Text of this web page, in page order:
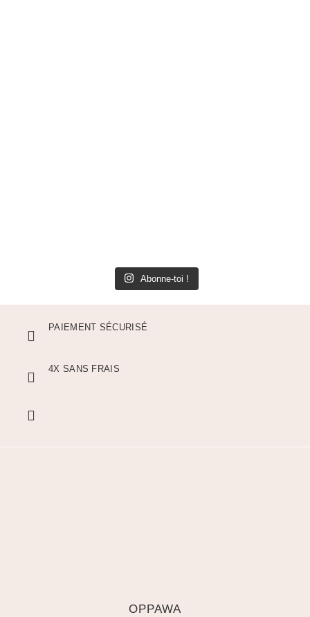
Abonne-toi !
PAIEMENT SÉCURISÉ
4X SANS FRAIS
OPPAWA